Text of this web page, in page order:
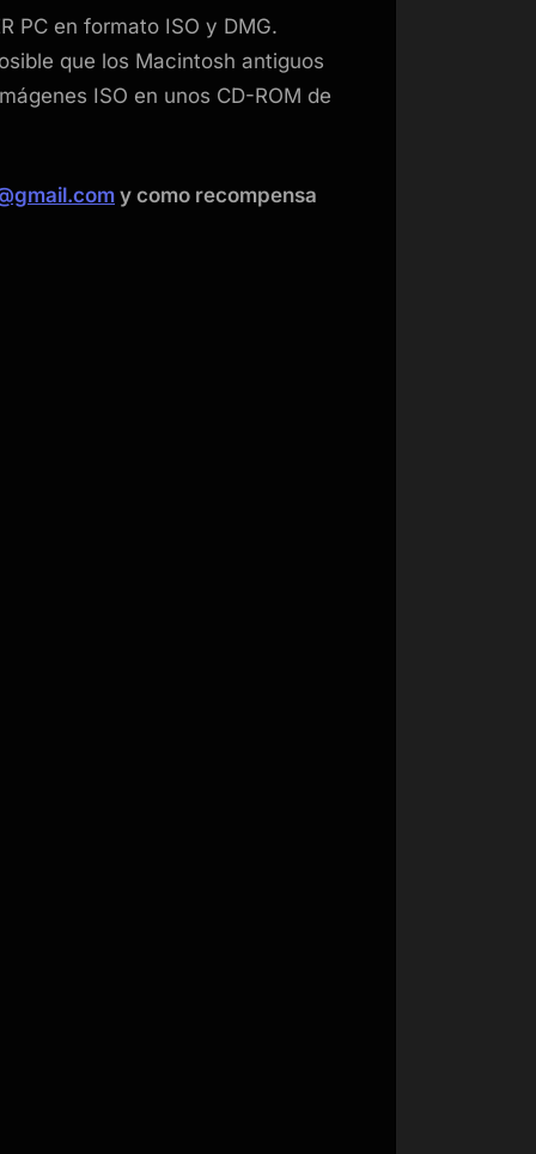
PC en formato ISO y DMG.
que los Macintosh antiguos
ISO en unos CD-ROM de
y como recompensa